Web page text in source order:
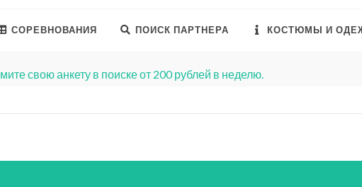
СОРЕВНОВАНИЯ ПОИСК ПАРТНЕРА КОСТЮМЫ И
свою анкету в поиске от 200 рублей в неделю.